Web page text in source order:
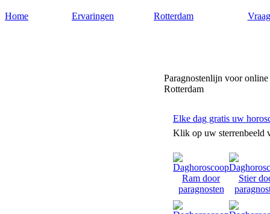
Home Ervaringen Rotterdam
Paragnostenlijn voor
Rotterdam
Elke dag gratis uw
Klik op uw sterrenbeeld